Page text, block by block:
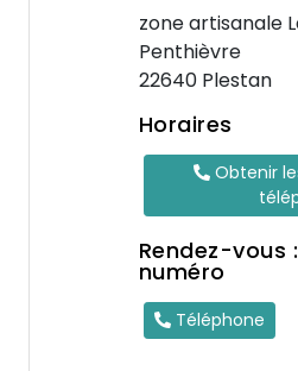
zone artisanale
Penthièvre
22640 Plestan
Horaires
Obtenir
Rendez-vous
numéro
Téléphone